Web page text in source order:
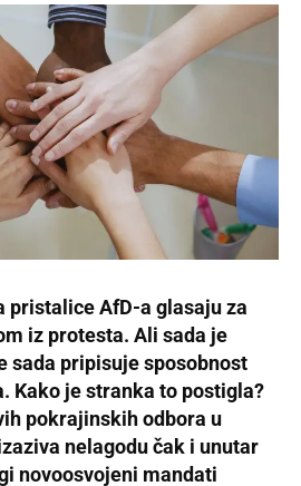
pristalice AfD-a glasaju za
iz protesta. Ali sada je
sada pripisuje sposobnost
Kako je stranka to postigla?
pokrajinskih odbora u
nelagodu čak i unutar
novoosvojeni mandati